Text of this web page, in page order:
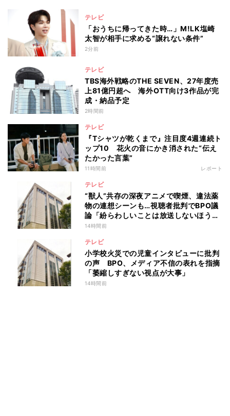
テレビ
「おうちに帰ってきた時…」M!LK塩崎
太智が相手に求める“譲れない条件”
2分前
テレビ
TBS海外戦略のTHE SEVEN、27年度売
上81億円超へ 海外OTT向け3作品が完
成・納品予定
2時間前
テレビ
『Tシャツが乾くまで』注目度4週連続ト
ップ10 花火の音にかき消された“伝え
たかった言葉”
11時間前 レポート
テレビ
“獣人”共存の深夜アニメで喫煙、違法薬
物の連想シーンも…視聴者批判でBPO議
論「紛らわしいことは放送しないほう
が」
14時間前
テレビ
小学校火災での児童インタビューに批判
の声 BPO、メディア不信の表れを指摘
「萎縮しすぎない視点が大事」
14時間前